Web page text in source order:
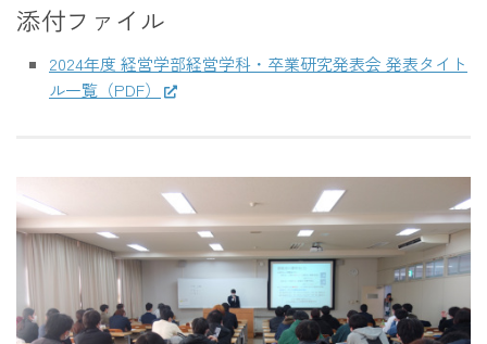
添付ファイル
2024年度 経営学部経営学科・卒業研究発表会 発表タイト
ル一覧（PDF）